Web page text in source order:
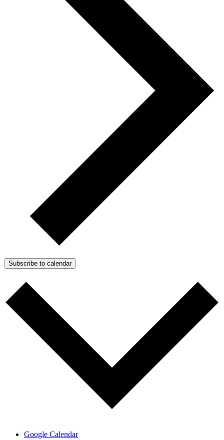
Subscribe to calendar
Google Calendar